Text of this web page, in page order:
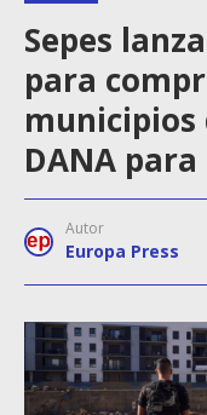
Sepes
para
municipios
DANA
Autor
Europa Press